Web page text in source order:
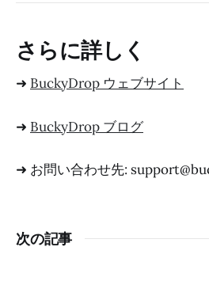
さらに詳しく
➜ BuckyDrop ウェブサイト
➜ BuckyDrop ブログ
➜ お問い合わせ先:
次の記事